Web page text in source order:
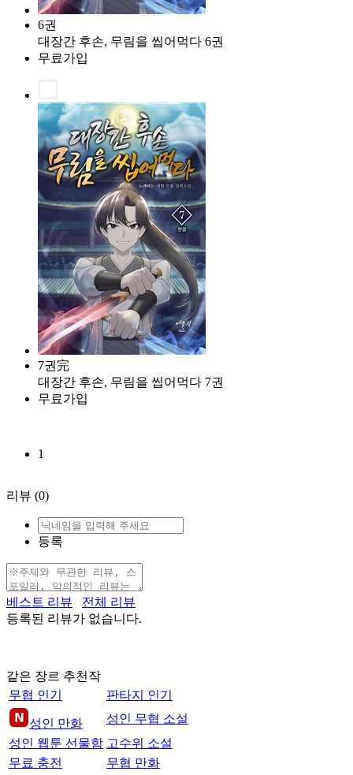
6권
대장간 후손, 무림을 씹어먹다 6권
무료가입
7권完
대장간 후손, 무림을 씹어먹다 7권
무료가입
1
리뷰 (0)
등록
베스트 리뷰
전체 리뷰
등록된 리뷰가 없습니다.
같은 장르 추천작
무협 인기
판타지 인기
성인 만화
성인 무협 소설
성인 웹툰 선물함 고수위 소설
무료 충전
무협 만화